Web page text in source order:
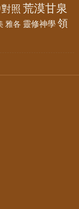
照 荒漠甘泉
雅各 靈修神學 領